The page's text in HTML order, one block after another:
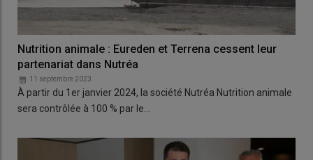
Nutrition animale : Eureden et Terrena cessent leur
partenariat dans Nutréa
11 septembre 2023
À partir du 1er janvier 2024, la société Nutréa Nutrition animale
sera contrôlée à 100 % par le…